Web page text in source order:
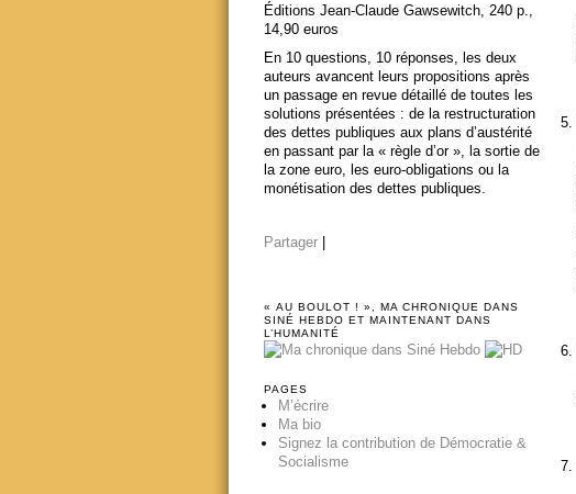
Éditions Jean-Claude Gawsewitch, 240 p.,
14,90 euros
En 10 questions, 10 réponses, les deux
auteurs avancent leurs propositions après
un passage en revue détaillé de toutes les
solutions présentées : de la restructuration
des dettes publiques aux plans d’austérité
en passant par la « règle d’or », la sortie de
la zone euro, les euro-obligations ou la
monétisation des dettes publiques.
Partager
« AU BOULOT ! », MA CHRONIQUE DANS
SINÉ HEBDO ET MAINTENANT DANS
L’HUMANITÉ
PAGES
M’écrire
Ma bio
Signez la contribution de Démocratie &
Socialisme